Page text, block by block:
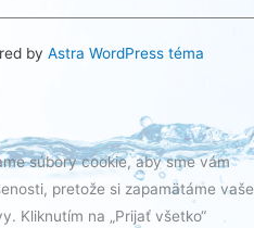
by Astra WordPress téma
súbory cookie, aby sme vám
pretože si zapamätáme vaše
Kliknutím na „Prijať všetko“